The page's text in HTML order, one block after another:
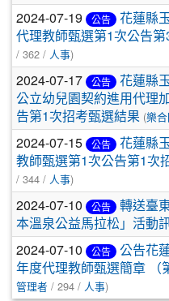
2024-07-19 公告
花蓮縣
代理教師甄選第1次公告
/ 362 / 人事)
2024-07-17 公告
花蓮縣
公立幼兒園契約進用代理
告第1次招考甄選結果 (樂
2024-07-15 公告
花蓮縣
教師甄選第1次公告第1次
/ 344 / 人事)
2024-07-10 公告
轉送臺
本溫泉公益馬拉松」活動
2024-07-10 公告
公告花
年度代理教師甄選簡章 （
管理者 / 294 / 人事)